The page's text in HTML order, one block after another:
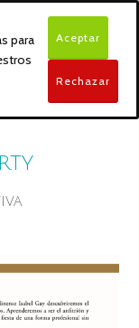
para
Aceptar
Rechazar